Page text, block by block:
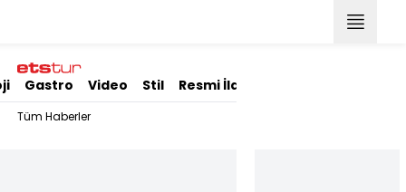
Gastro Video Stil Resmi İlanlar
Tüm Haberler